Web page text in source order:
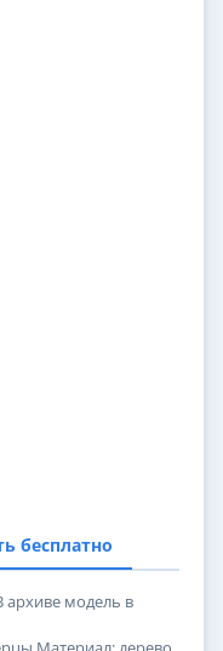
бесплатно
архиве модель в